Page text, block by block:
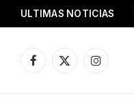
ULTIMAS NOTICIAS
Facebook
X
Instagram